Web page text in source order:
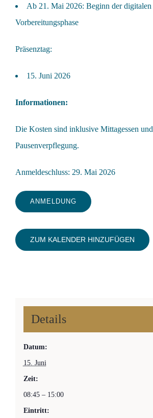
Ab 21. Mai 2026: Beginn der digitalen
Vorbereitungsphase
Präsenztag:
15. Juni 2026
Informationen:
Die Kosten sind inklusive Mittagessen und
Pausenverpflegung.
Anmeldeschluss: 29. Mai 2026
ANMELDUNG
ZUM KALENDER HINZUFÜGEN
Details
Datum:
15. Juni
Zeit:
08:45 – 15:00
Eintritt: